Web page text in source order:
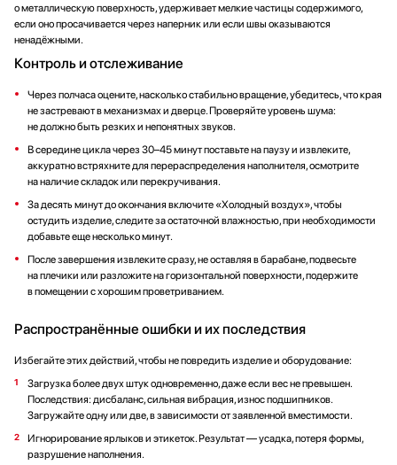
о металлическую поверхность, удерживает мелкие частицы содержимого,
если оно просачивается через наперник или если швы оказываются
ненадёжными.
Контроль и отслеживание
Через полчаса оцените, насколько стабильно вращение, убедитесь, что края
не застревают в механизмах и дверце. Проверяйте уровень шума:
не должно быть резких и непонятных звуков.
В середине цикла через 30–45 минут поставьте на паузу и извлеките,
аккуратно встряхните для перераспределения наполнителя, осмотрите
на наличие складок или перекручивания.
За десять минут до окончания включите «Холодный воздух», чтобы
остудить изделие, следите за остаточной влажностью, при необходимости
добавьте еще несколько минут.
После завершения извлеките сразу, не оставляя в барабане, подвесьте
на плечики или разложите на горизонтальной поверхности, подержите
в помещении с хорошим проветриванием.
Распространённые ошибки и их последствия
Избегайте этих действий, чтобы не повредить изделие и оборудование:
Загрузка более двух штук одновременно, даже если вес не превышен.
Последствия: дисбаланс, сильная вибрация, износ подшипников.
Загружайте одну или две, в зависимости от заявленной вместимости.
Игнорирование ярлыков и этикеток. Результат — усадка, потеря формы,
разрушение наполнения.